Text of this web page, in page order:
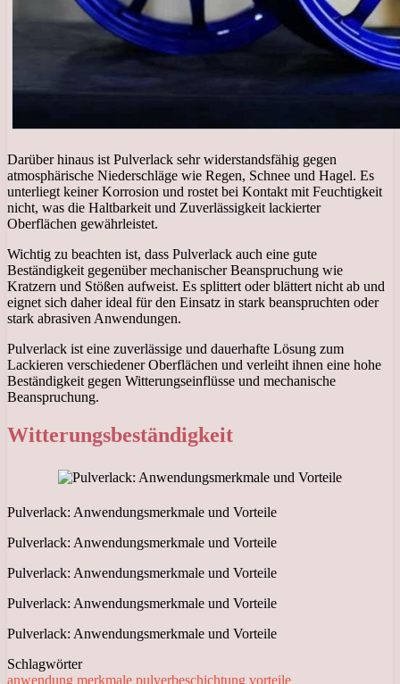
Darüber hinaus ist Pulverlack sehr widerstandsfähig gegen
atmosphärische Niederschläge wie Regen, Schnee und Hagel. Es
unterliegt keiner Korrosion und rostet bei Kontakt mit Feuchtigkeit
nicht, was die Haltbarkeit und Zuverlässigkeit lackierter
Oberflächen gewährleistet.
Wichtig zu beachten ist, dass Pulverlack auch eine gute
Beständigkeit gegenüber mechanischer Beanspruchung wie
Kratzern und Stößen aufweist. Es splittert oder blättert nicht ab und
eignet sich daher ideal für den Einsatz in stark beanspruchten oder
stark abrasiven Anwendungen.
Pulverlack ist eine zuverlässige und dauerhafte Lösung zum
Lackieren verschiedener Oberflächen und verleiht ihnen eine hohe
Beständigkeit gegen Witterungseinflüsse und mechanische
Beanspruchung.
Witterungsbeständigkeit
Pulverlack: Anwendungsmerkmale und Vorteile
Pulverlack: Anwendungsmerkmale und Vorteile
Pulverlack: Anwendungsmerkmale und Vorteile
Pulverlack: Anwendungsmerkmale und Vorteile
Pulverlack: Anwendungsmerkmale und Vorteile
Schlagwörter
anwendung merkmale pulverbeschichtung vorteile